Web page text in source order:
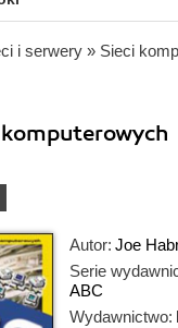
i serwery » Sieci
Autor: Joe
Serie
ABC
Wydawnictwo: